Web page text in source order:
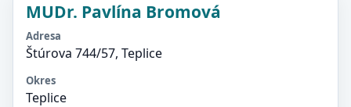
MUDr. Pavlína Bromová
Adresa
Štúrova 744/57, Teplice
Okres
Teplice